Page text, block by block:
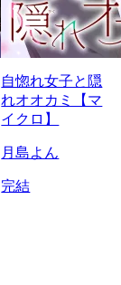
自惚れ女子と隠
れオオカミ【マ
イクロ】
月島よん
完結